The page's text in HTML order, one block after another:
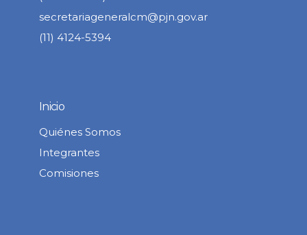
secretariageneralcm@pjn.gov.ar
(11) 4124-5394
Inicio
Quiénes Somos
Integrantes
Comisiones